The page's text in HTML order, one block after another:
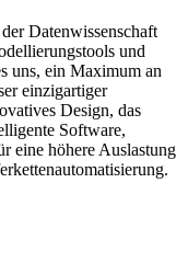
Datenwissenschaft
und
uns, ein Maximum an
einzigartiger
Design, das
Software,
höhere Auslastung